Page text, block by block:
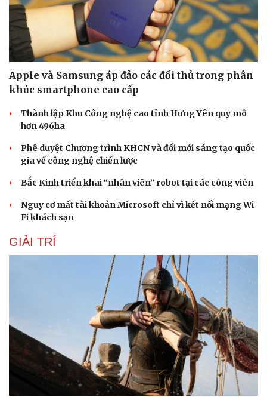
Apple và Samsung áp đảo các đối thủ trong phân
khúc smartphone cao cấp
Thành lập Khu Công nghệ cao tỉnh Hưng Yên quy mô
hơn 496ha
Phê duyệt Chương trình KHCN và đổi mới sáng tạo quốc
gia về công nghệ chiến lược
Bắc Kinh triển khai “nhân viên” robot tại các công viên
Nguy cơ mất tài khoản Microsoft chỉ vì kết nối mạng Wi-
Fi khách sạn
GIẢI TRÍ